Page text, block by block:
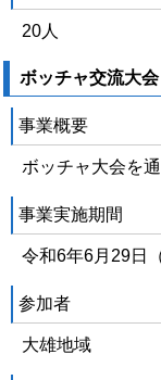
20人
ボッチャ交流大会
事業概要
ボッチャ大会を
事業実施期間
令和6年6月29日
参加者
大雄地域